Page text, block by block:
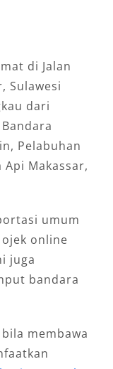
di Jalan
Sulawesi
dari
Pelabuhan
Makassar,
umum
online
juga
bandara
membawa